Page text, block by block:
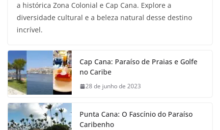
a histórica Zona Colonial e Cap Cana. Explore a
diversidade cultural e a beleza natural desse destino
incrível.
Cap Cana: Paraíso de Praias e Golfe
no Caribe
28 de junho de 2023
Punta Cana: O Fascínio do Paraíso
Caribenho